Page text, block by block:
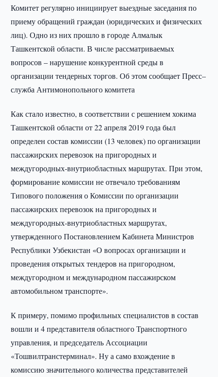
Комитет регулярно инициирует выездные заседания по
приему обращений граждан (юридических и физических
лиц). Одно из них прошло в городе Алмалык
Ташкентской области. В числе рассматриваемых
вопросов – нарушение конкурентной среды в
организации тендерных торгов. Об этом сообщает Пресс–
служба Антимонопольного комитета
Как стало известно, в соответствии с решением хокима
Ташкентской области от 22 апреля 2019 года был
определен состав комиссии (13 человек) по организации
пассажирских перевозок на пригородных и
междугородных-внутриобластных маршрутах. При этом,
формирование комиссии не отвечало требованиям
Типового положения о Комиссии по организации
пассажирских перевозок на пригородных и
междугородных-внутриобластных маршрутах,
утвержденного Постановлением Кабинета Министров
Республики Узбекистан «О вопросах организации и
проведения открытых тендеров на пригородном,
междугородном и международном пассажирском
автомобильном транспорте».
К примеру, помимо профильных специалистов в состав
вошли и 4 представителя областного Транспортного
управления, и председатель Ассоциации
«Тошвилтранстерминал». Ну а само вхождение в
комиссию значительного количества представителей